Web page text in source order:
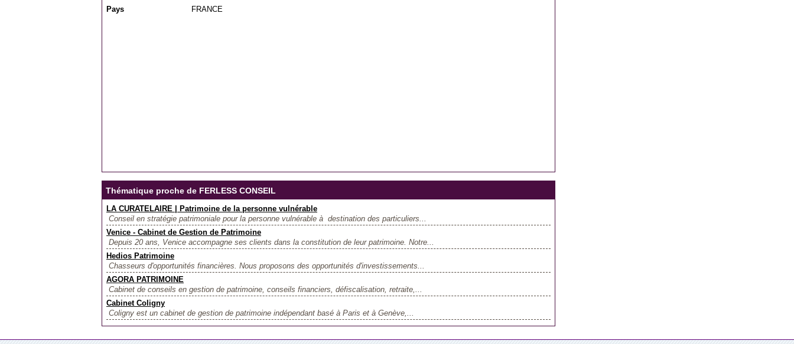
Pays
FRANCE
Thématique proche de FERLESS CONSEIL
LA CURATELAIRE | Patrimoine de la personne vulnérable
Conseil en stratégie patrimoniale pour la personne vulnérable à destination des particuliers...
Venice - Cabinet de Gestion de Patrimoine
Depuis 20 ans, Venice accompagne ses clients dans la constitution de leur patrimoine. Notre...
Hedios Patrimoine
Chasseurs d'opportunités financières. Nous proposons des opportunités d'investissements...
AGORA PATRIMOINE
Cabinet de conseils en gestion de patrimoine, conseils financiers, défiscalisation, retraite,...
Cabinet Coligny
Coligny est un cabinet de gestion de patrimoine indépendant basé à Paris et à Genève,...